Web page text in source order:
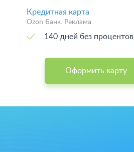
Кредитная карта
Ozon Банк. Реклама
140 дней без процентов
Оформить карту